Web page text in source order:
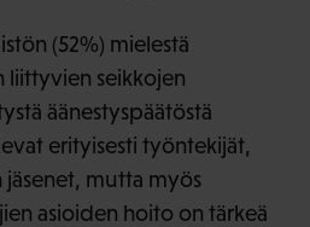
(52%) mielestä
liittyvien seikkojen
äänestyspäätöstä
erityisesti työntekijät,
jäsenet, mutta myös
asioiden hoito on tärkeä